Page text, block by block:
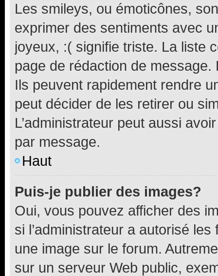
Les smileys, ou émoticônes,
exprimer des sentiments avec
joyeux, :( signifie triste. La liste
page de rédaction de
Ils peuvent rapidement rendre
peut décider de les retirer ou
L’administrateur peut aussi
par message.
Haut
Puis-je publier des images?
Oui, vous pouvez afficher des
si l’administrateur a autorisé
une image sur le forum.
sur un serveur Web public,